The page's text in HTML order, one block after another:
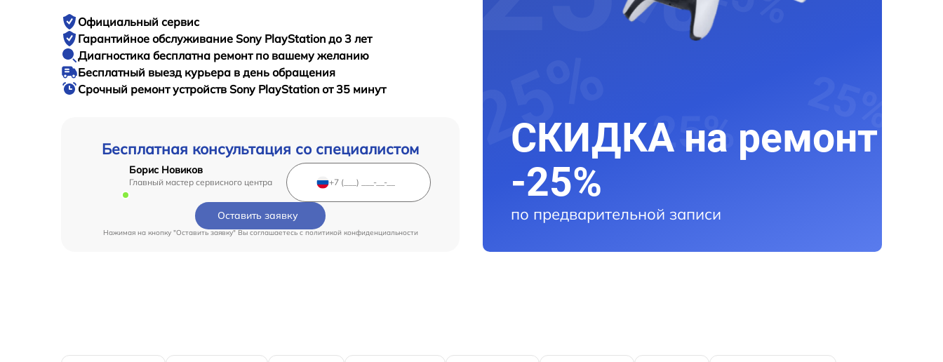
Бесплатная консультация со специалистом
Борис Новиков
Главный мастер сервисного центра
Оставить заявку
Нажимая на кнопку "Оставить заявку" Вы соглашаетесь cполитикой конфиденциальности
Официальный сервис
Гарантийное обслуживание Sony PlayStation до 3 лет
Диагностика бесплатна ремонт по вашему желанию
Бесплатный выезд курьера в день обращения
Срочный ремонтустройств Sony PlayStation от 35 минут
СКИДКА на ремонт
-25%
по предварительной записи